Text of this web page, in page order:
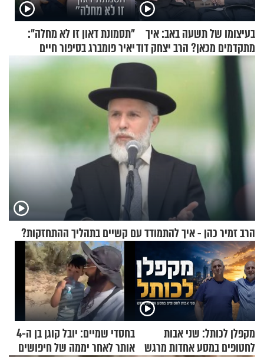
בעיצומו של תשעה באב: איך
מתקדמים מכאן? הרב יצחק דוד
גרוסמן בשיחה מיוחדת
"תסמונת דאון זו לא מחלה":
יאיר פומברג בסיפור חיים
מעורר השראה
הרב זמיר כהן - איך להתמודד עם קשיים בתהליך ההתחזקות?
מקפלן לכותל: שני אבות
לחטופים במסע אחדות מרגש
בחסדי שמיים: יובל קוגן בן ה-4
אותר לאחר יממה של חיפושים